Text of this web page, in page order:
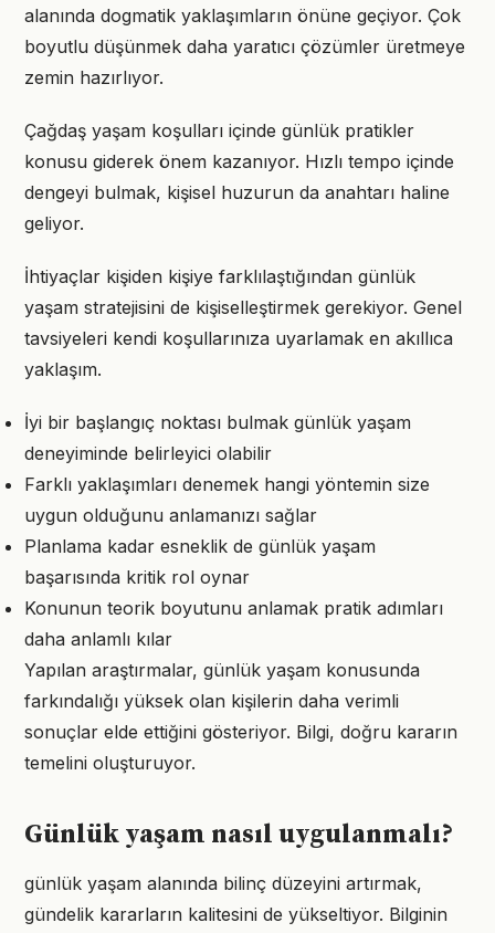
alanında dogmatik yaklaşımların önüne geçiyor. Çok
boyutlu düşünmek daha yaratıcı çözümler üretmeye
zemin hazırlıyor.
Çağdaş yaşam koşulları içinde günlük pratikler
konusu giderek önem kazanıyor. Hızlı tempo içinde
dengeyi bulmak, kişisel huzurun da anahtarı haline
geliyor.
İhtiyaçlar kişiden kişiye farklılaştığından günlük
yaşam stratejisini de kişiselleştirmek gerekiyor. Genel
tavsiyeleri kendi koşullarınıza uyarlamak en akıllıca
yaklaşım.
İyi bir başlangıç noktası bulmak günlük yaşam
deneyiminde belirleyici olabilir
Farklı yaklaşımları denemek hangi yöntemin size
uygun olduğunu anlamanızı sağlar
Planlama kadar esneklik de günlük yaşam
başarısında kritik rol oynar
Konunun teorik boyutunu anlamak pratik adımları
daha anlamlı kılar
Yapılan araştırmalar, günlük yaşam konusunda
farkındalığı yüksek olan kişilerin daha verimli
sonuçlar elde ettiğini gösteriyor. Bilgi, doğru kararın
temelini oluşturuyor.
Günlük yaşam nasıl uygulanmalı?
günlük yaşam alanında bilinç düzeyini artırmak,
gündelik kararların kalitesini de yükseltiyor. Bilginin